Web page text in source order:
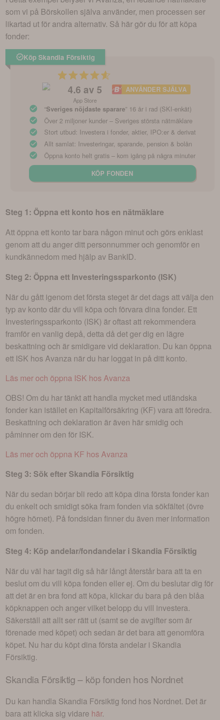
som vi på Börskollen själva använder, men processen ser
likartad ut för andra alternativ. Så här gör du för att köpa
fonder:
Köp Skandia Försiktig
4.6 av 5
App Store
ANVÄNDER SJÄLVA
“Sveriges nöjdaste sparare” 16 år i rad (SKI-enkät)
Över 2 miljoner kunder – Sveriges största nätmäklare
Stort utbud: Investera i fonder, aktier, IPO:er & derivat
Allt samlat: Investeringar, sparande, pension & bolån
Öppna konto helt gratis – kom igång på några minuter
KÖP FONDEN
Steg 1: Öppna ett konto hos en nätmäklare
Att öppna ett konto tar bara någon minut och görs enklast
genom att du anger ditt personnummer och genomför en
kundkännedom med hjälp av BankID.
Steg 2: Öppna ett Investeringssparkonto (ISK)
När du gått igenom det första steget är det dags att välja den
typ av konto där du vill köpa och förvara dina fonder. Ett
Investeringssparkonto (ISK) är oftast att rekommendera
framför en vanlig depå, detta då det ger dig en lägre
beskattning och är smidigare vid deklaration. Du kan öppna
ett ISK hos Avanza när du har loggat in på ditt konto.
Läs mer och öppna ISK hos Avanza
OBS! Om du har tänkt att handla mycket med utländska
fonder kan istället en Kapitalförsäkring (KF) vara att föredra.
Beskattning och deklaration är även här smidig och
påminner om den för ISK.
Läs mer och öppna KF hos Avanza
Steg 3: Sök efter Skandia Försiktig
När du sedan börjar bli redo att köpa dina första fonder kan
du enkelt och smidigt söka fram fonden via sökfältet (övre
högre hörnet). På fondsidan finner du även mer information
om fonden.
Steg 4: Köp andelar/fondandelar i Skandia Försiktig
När du väl har tagit dig så här långt återstår bara att ta en
beslut om du vill köpa fonden eller ej. Om du beslutar dig för
att det är en bra fond att köpa, klickar du bara på den blåa
köpknappen och anger vilket belopp du vill investera.
Säkerställ att allt ser rätt ut (samt se de avgifter som är
förenade med köpet) och sedan är det bara att genomföra
köpet. Nu har du köpt dina första andelar i Skandia
Försiktig.
Skandia Försiktig – köp fonden hos Nordnet
Du kan handla Skandia Försiktig fond hos Nordnet. Det är
bara att klicka sig vidare här.